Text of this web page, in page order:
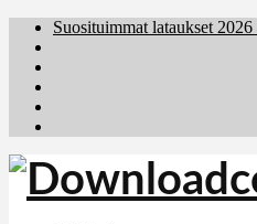
Suosituimmat lataukset